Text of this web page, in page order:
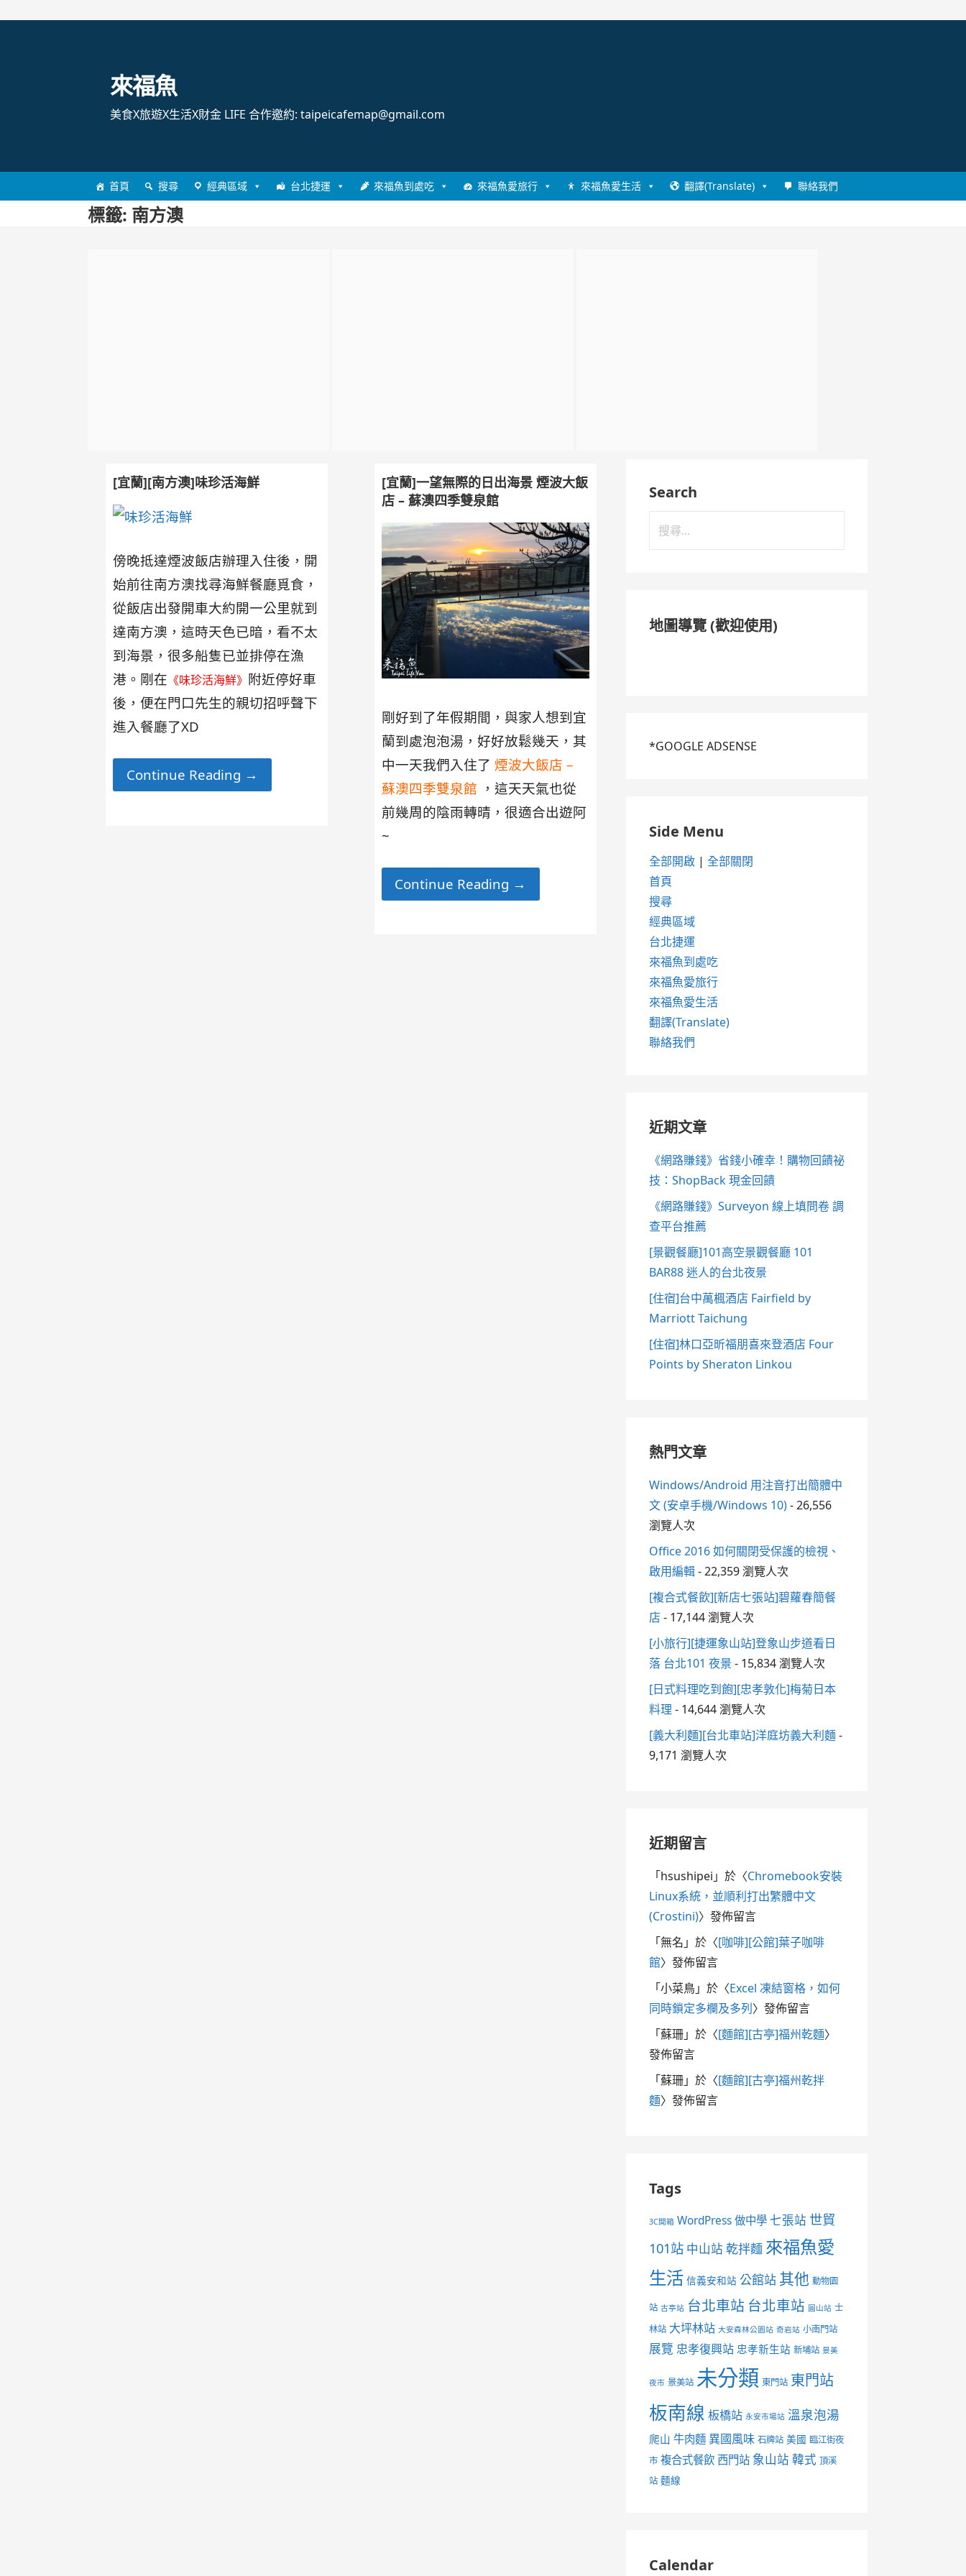
來福魚
美食X旅遊X生活X財金 LIFE 合作邀約: taipeicafemap@gmail.com
首頁 搜尋 經典區域 台北捷運 來福魚到處吃 來福魚愛旅行 來福魚愛生活 翻譯(Translate) 聯絡我們
標籤: 南方澳
[宜蘭]一望無際的日出海景 煙波大飯
店 – 蘇澳四季雙泉館
剛好到了年假期間，與家人想到宜
蘭到處泡泡湯，好好放鬆幾天，其
中一天我們入住了 煙波大飯店 –
蘇澳四季雙泉館 ，這天天氣也從
前幾周的陰雨轉晴，很適合出遊阿
~
Continue Reading →
[宜蘭][南方澳]味珍活海鮮
傍晚抵達煙波飯店辦理入住後，開
始前往南方澳找尋海鮮餐廳覓食，
從飯店出發開車大約開一公里就到
達南方澳，這時天色已暗，看不太
到海景，很多船隻已並排停在漁
港。剛在 《味珍活海鮮》 附近停好車
後，便在門口先生的親切招呼聲下
進入餐廳了XD
Continue Reading →
Search
尋
地圖導覽 (歡迎使用)
*GOOGLE ADSENSE
Side Menu
全部開啟| 全部關閉
首頁
搜尋
經典區域
台北捷運
來福魚到處吃
來福魚愛旅行
來福魚愛生活
翻譯(Translate)
聯絡我們
近期文章
《網路賺錢》省錢小確幸！購物回饋祕
技：ShopBack 現金回饋
《網路賺錢》Surveyon 線上填問卷 調
查平台推薦
[景觀餐廳]101高空景觀餐廳 101
BAR88 迷人的台北夜景
[住宿]台中萬楓酒店 Fairfield by
Marriott Taichung
[住宿]林口亞昕福朋喜來登酒店 Four
Points by Sheraton Linkou
熱門文章
Windows/Android 用注音打出簡體中
文 (安卓手機/Windows 10)- 26,556
瀏覽人次
Office 2016 如何關閉受保護的檢視、
啟用編輯- 22,359 瀏覽人次
[複合式餐飲][新店七張站]碧蘿春簡餐
店- 17,144 瀏覽人次
[小旅行][捷運象山站]登象山步道看日
落 台北101 夜景 - 15,834 瀏覽人次
[日式料理吃到飽][忠孝敦化]梅菊日本
料理 - 14,644 瀏覽人次
[義大利麵][台北車站]洋庭坊義大利麵-
9,171 瀏覽人次
近期留言
「hsushipei 」於〈Chromebook安裝
Linux系統，並順利打出繁體中文
(Crostini)〉發佈留言
「無名 」於〈[咖啡][公館]葉子咖啡
館〉發佈留言
「小菜鳥」於〈Excel 凍結窗格，如何
同時鎖定多欄及多列〉發佈留言
「蘇珊」於〈[麵館][古亭]福州乾麵〉
發佈留言
「蘇珊」於〈[麵館][古亭]福州乾拌
麵〉發佈留言
Tags
3C開箱 WordPress 做中學 七張站 世貿
101站 中山站 乾拌麵 來福魚愛
生活 信義安和站 公館站 其他 動物園
站 古亭站 台北車站 台北車站 圓山站 士
林站 大坪林站 大安森林公園站 奇岩站 小南門站
展覽 忠孝復興站 忠孝新生站 新埔站 景美
夜市 景美站 未分類 東門站 東門站
板南線 板橋站 永安市場站 溫泉泡湯
爬山 牛肉麵 異國風味 石牌站 美國 臨江街夜
市 複合式餐飲 西門站 象山站 韓式 頂溪
站 麵線
Calendar